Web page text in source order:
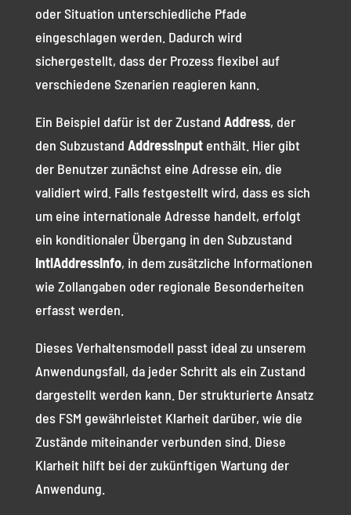
oder Situation unterschiedliche Pfade
eingeschlagen werden. Dadurch wird
sichergestellt, dass der Prozess flexibel auf
verschiedene Szenarien reagieren kann.
Ein Beispiel dafür ist der Zustand Address, der
den Subzustand AddressInputenthält. Hier gibt
der Benutzer zunächst eine Adresse ein, die
validiert wird. Falls festgestellt wird, dass es sich
um eine internationale Adresse handelt, erfolgt
ein konditionaler Übergang in den Subzustand
IntlAddressInfo, in dem zusätzliche Informationen
wie Zollangaben oder regionale Besonderheiten
erfasst werden.
Dieses Verhaltensmodell passt ideal zu unserem
Anwendungsfall, da jeder Schritt als ein Zustand
dargestellt werden kann. Der strukturierte Ansatz
des FSM gewährleistet Klarheit darüber, wie die
Zustände miteinander verbunden sind. Diese
Klarheit hilft bei der zukünftigen Wartung der
Anwendung.